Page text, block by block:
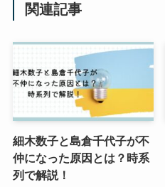
関連記事
細木数子と島倉千代子が不
仲になった原因とは？時系
列で解説！